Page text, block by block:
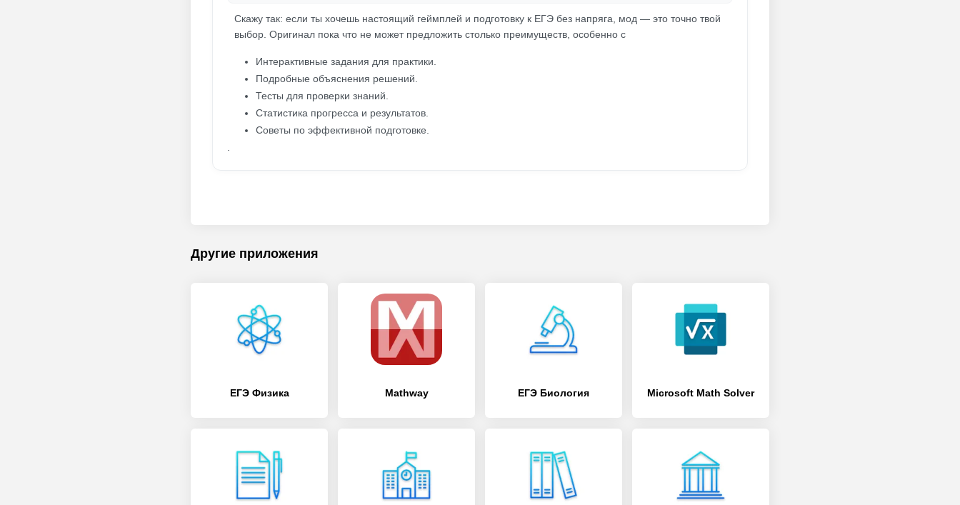
Скажу так: если ты хочешь настоящий геймплей и подготовку к ЕГЭ без напряга, мод — это точно твой
выбор. Оригинал пока что не может предложить столько преимуществ, особенно с
Интерактивные задания для практики.
Подробные объяснения решений.
Тесты для проверки знаний.
Статистика прогресса и результатов.
Советы по эффективной подготовке.
Другие приложения
ЕГЭ Физика Mathway ЕГЭ Биология Microsoft Math Solver